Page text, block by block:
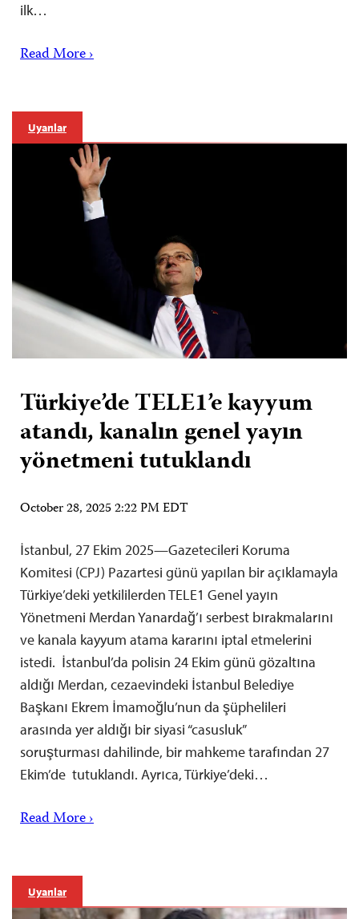
ilk…
Read More ›
Uyarılar
Türkiye’de TELE1’e kayyum
atandı, kanalın genel yayın
yönetmeni tutuklandı
October 28, 2025 2:22 PM EDT
İstanbul, 27 Ekim 2025—Gazetecileri Koruma
Komitesi (CPJ) Pazartesi günü yapılan bir açıklamayla
Türkiye’deki yetkililerden TELE1 Genel yayın
Yönetmeni Merdan Yanardağ’ı serbest bırakmalarını
ve kanala kayyum atama kararını iptal etmelerini
istedi. İstanbul’da polisin 24 Ekim günü gözaltına
aldığı Merdan, cezaevindeki İstanbul Belediye
Başkanı Ekrem İmamoğlu’nun da şüphelileri
arasında yer aldığı bir siyasi “casusluk”
soruşturması dahilinde, bir mahkeme tarafından 27
Ekim’de tutuklandı. Ayrıca, Türkiye’deki…
Read More ›
Uyarılar